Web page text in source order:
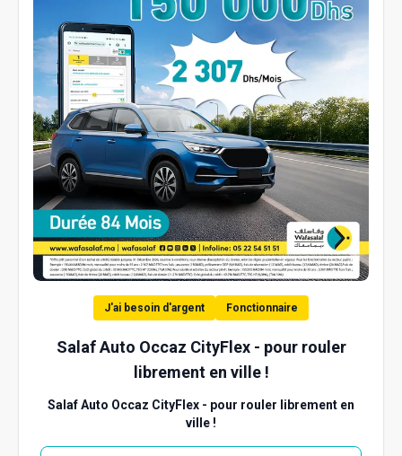
J'ai besoin d'argent Fonctionnaire
Salaf Auto Occaz CityFlex - pour rouler
librement en ville !
Salaf Auto Occaz CityFlex - pour rouler librement en
ville !